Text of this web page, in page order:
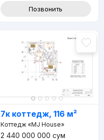
Позвонить
7к коттедж, 116 м²
Коттедж «MJ House»
2 440 000 000 сум